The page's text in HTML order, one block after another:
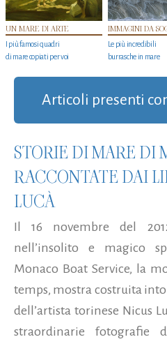
UN MARE DI ARTE
I più famosi quadri
di mare copiati per voi
IMMAGINI DA
Le più incredibili
burrasche in mare
Articoli presenti
STORIE DI MARE DI
RACCONTATE DAI
LUCÀ
Il 16 novembre del
nell’insolito e magico
Monaco Boat Service, la
temps, mostra costruita
dell’artista torinese Nicus
straordinarie fotografie